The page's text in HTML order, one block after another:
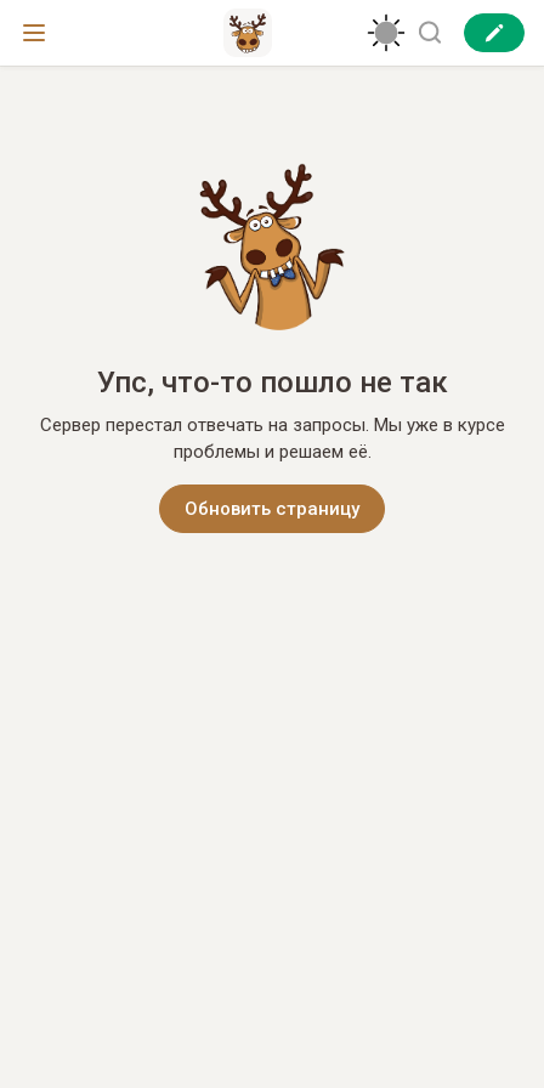
Упс, что-то пошло не так
Сервер перестал отвечать на запросы. Мы уже в курсе
проблемы и решаем её.
Обновить страницу